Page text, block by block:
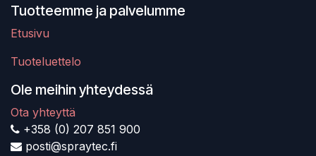
Tuotteemme ja palvelumme
Etusivu
Tuoteluettelo
Ole meihin yhteydessä
Ota yhteyttä
+358 (0) 207 851 900
posti@spraytec.fi